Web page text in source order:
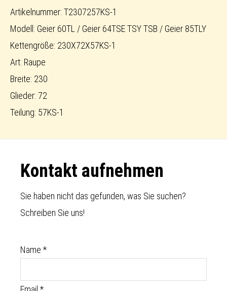
Artikelnummer: T2307257KS-1
Modell: Geier 60TL / Geier 64TSE TSY TSB / Geier 85TLY
Kettengröße: 230X72X57KS-1
Art: Raupe
Breite: 230
Glieder: 72
Teilung: 57KS-1
Footer
Kontakt aufnehmen
Sie haben nicht das gefunden, was Sie suchen?
Schreiben Sie uns!
Name *